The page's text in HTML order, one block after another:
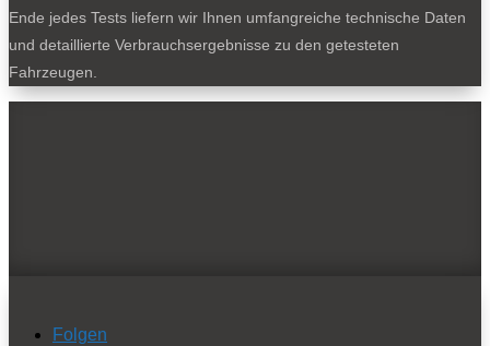
Ende jedes Tests liefern wir Ihnen umfangreiche technische Daten
und detaillierte Verbrauchsergebnisse zu den getesteten
Fahrzeugen.
Folgen